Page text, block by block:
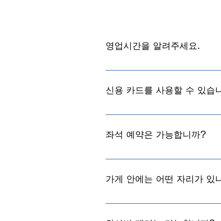
영업시간을 알려주세요.
AM11:00부터 PM8:30까지 영
신용 카드를 사용할 수 있습
네. 신용카드도 이용하실 수 있
좌석 예약은 가능합니까?
죄송합니다.기본적으로 좌석 예
가게 안에는 어떤 자리가 있
카운터 14석, 박스 5석을 준비